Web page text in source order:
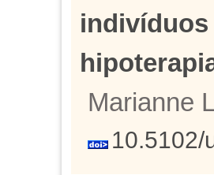
indivíduos
Marianne
10.5102/